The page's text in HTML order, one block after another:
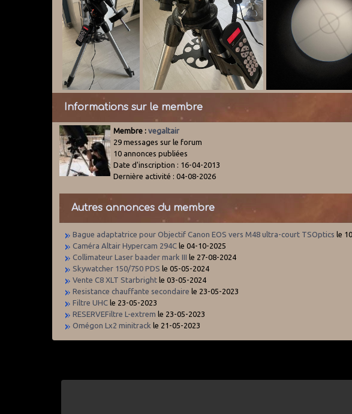
Informations sur le membre
Membre :vegaltair
29 messages sur le forum
10 annonces publiées
Date d'inscription : 16-04-2013
Dernière activité : 04-08-2026
Autres annonces du membre
Bague adaptatrice pour Objectif Canon EOS vers M48 ultra-court TSOptics le
Caméra Altair Hypercam 294C le 04-10-2025
Collimateur Laser baader mark III le 27-08-2024
Skywatcher 150/750 PDS le 05-05-2024
Vente C8 XLT Starbright le 03-05-2024
Resistance chauffante secondaire le 23-05-2023
Filtre UHC le 23-05-2023
RESERVEFiltre L-extrem le 23-05-2023
Omégon Lx2 minitrack le 21-05-2023